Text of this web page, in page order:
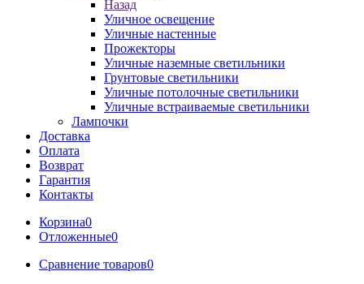
Назад
Уличное освещение
Уличные настенные
Прожекторы
Уличные наземные светильники
Грунтовые светильники
Уличные потолочные светильники
Уличные встраиваемые светильники
Лампочки
Доставка
Оплата
Возврат
Гарантия
Контакты
Корзина0
Отложенные0
Сравнение товаров0